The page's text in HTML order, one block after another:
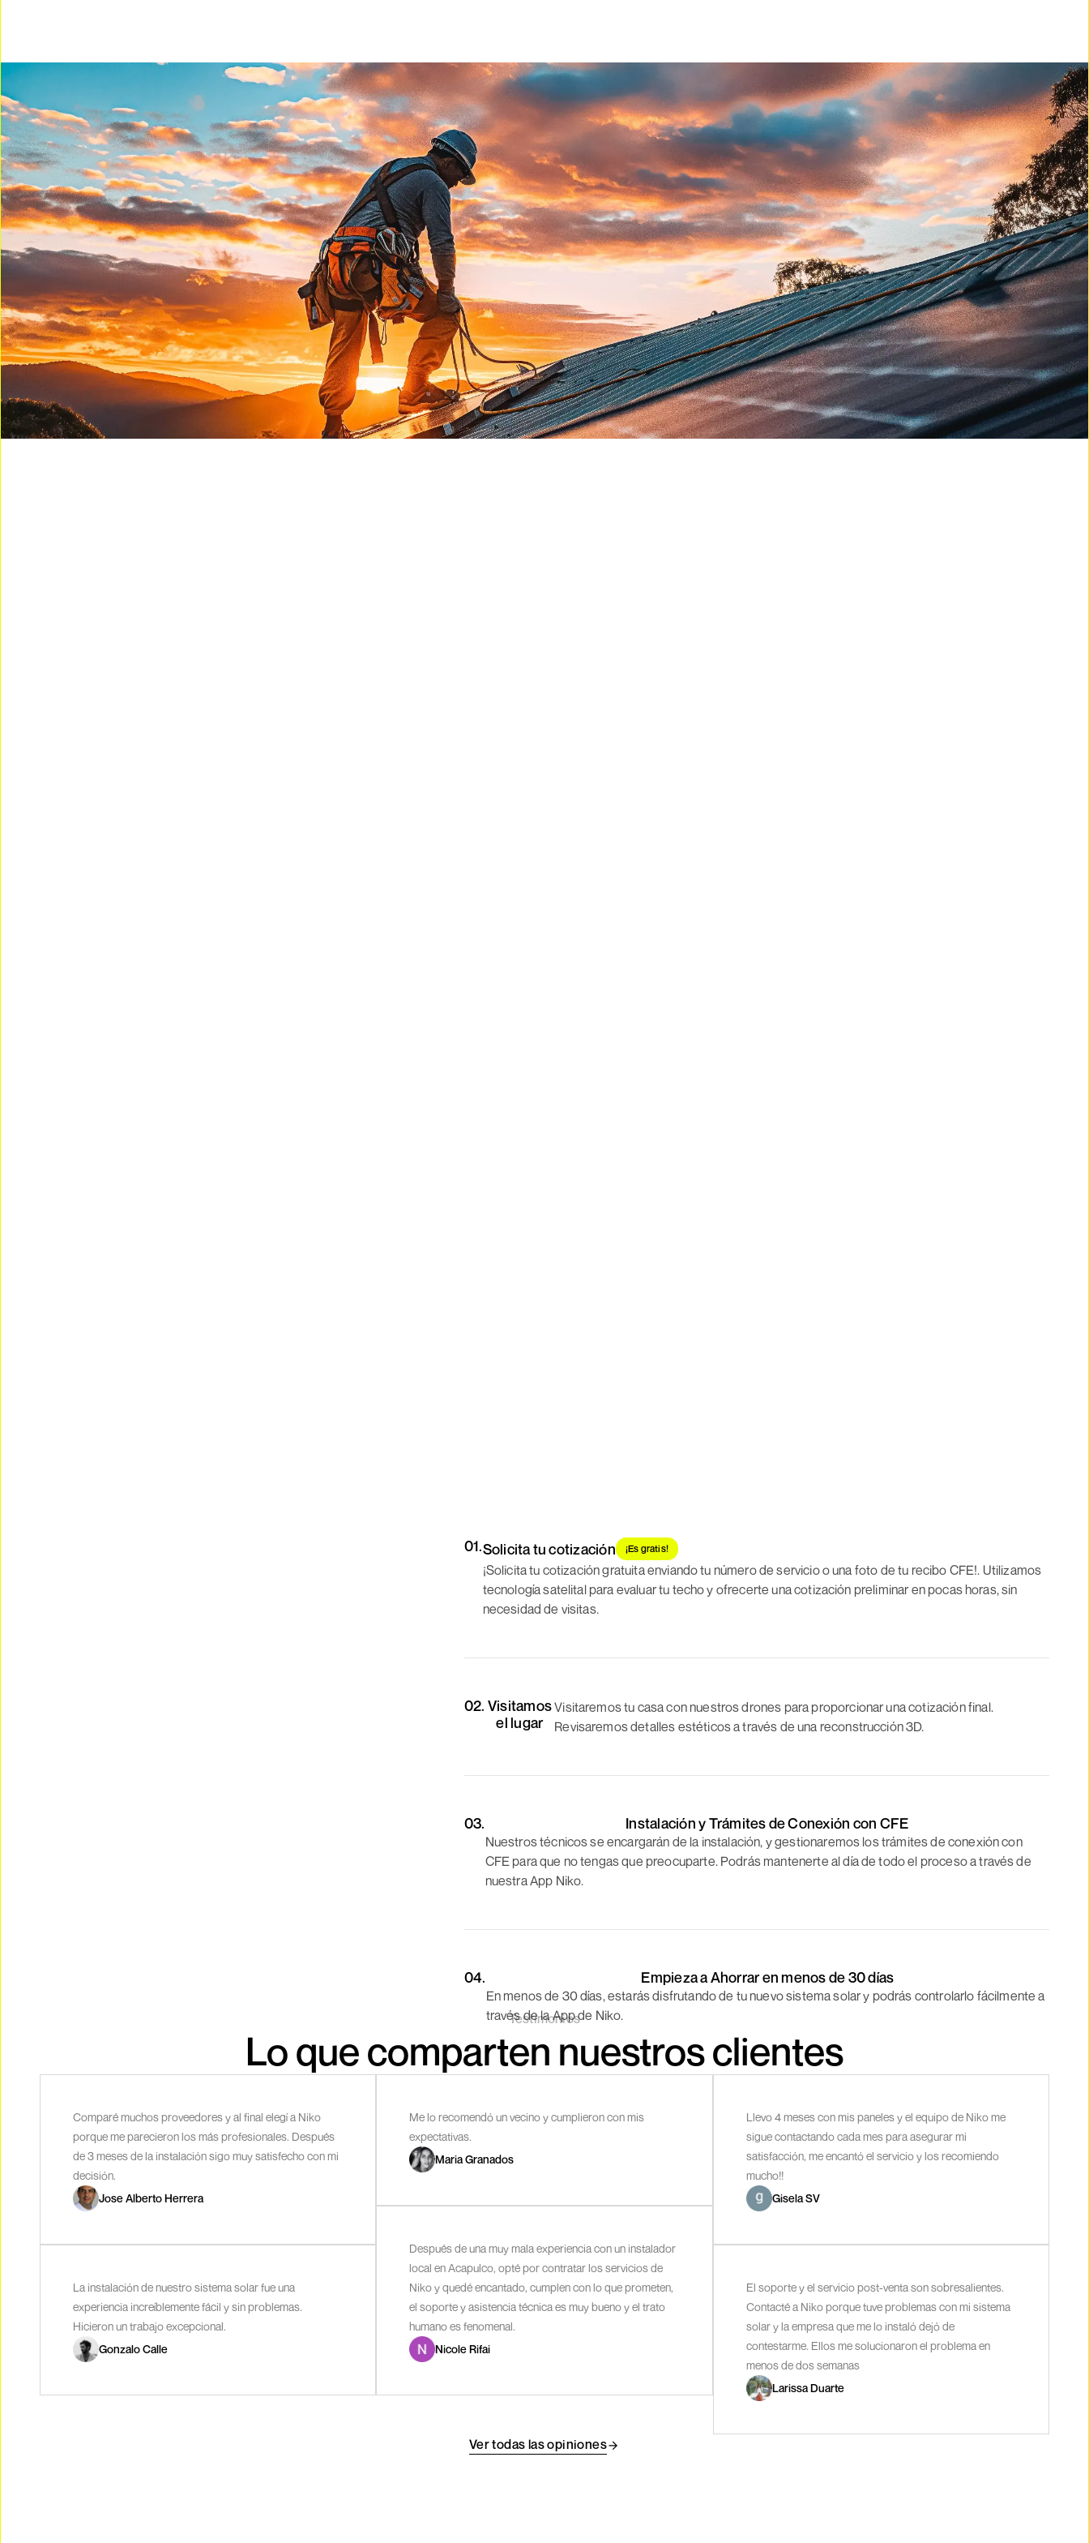
01.Solicita tu cotización ¡Es gratis!
¡Solicita tu cotización gratuita enviando tu número de servicio o una foto de tu recibo CFE!. Utilizamos
tecnología satelital para evaluar tu techo y ofrecerte una cotización preliminar en pocas horas, sin
necesidad de visitas.
02. Visitamos
el lugar
Visitaremos tu casa con nuestros drones para proporcionar una cotización final.
Revisaremos detalles estéticos a través de una reconstrucción 3D.
03. Instalación y Trámites de Conexión con CFE
Nuestros técnicos se encargarán de la instalación, y gestionaremos los trámites de conexión con
CFE para que no tengas que preocuparte. Podrás mantenerte al día de todo el proceso a través de
nuestra App Niko.
04. Empieza a Ahorrar en menos de 30 días
En menos de 30 días, estarás disfrutando de tu nuevo sistema solar y podrás controlarlo fácilmente a
través de la App de Niko.
Testimonios
Lo que comparten nuestros clientes
Comparé muchos proveedores y al final elegí a Niko
porque me parecieron los más profesionales. Después
de 3 meses de la instalación sigo muy satisfecho con mi
decisión.
Jose Alberto Herrera
La instalación de nuestro sistema solar fue una
experiencia increíblemente fácil y sin problemas.
Hicieron un trabajo excepcional.
Gonzalo Calle
Me lo recomendó un vecino y cumplieron con mis
expectativas.
Maria Granados
Después de una muy mala experiencia con un instalador
local en Acapulco, opté por contratar los servicios de
Niko y quedé encantado, cumplen con lo que prometen,
el soporte y asistencia técnica es muy bueno y el trato
humano es fenomenal.
Nicole Rifai
Llevo 4 meses con mis paneles y el equipo de Niko me
sigue contactando cada mes para asegurar mi
satisfacción, me encantó el servicio y los recomiendo
mucho!!
Gisela SV
El soporte y el servicio post-venta son sobresalientes.
Contacté a Niko porque tuve problemas con mi sistema
solar y la empresa que me lo instaló dejó de
contestarme. Ellos me solucionaron el problema en
menos de dos semanas
Larissa Duarte
Ver todas las opiniones